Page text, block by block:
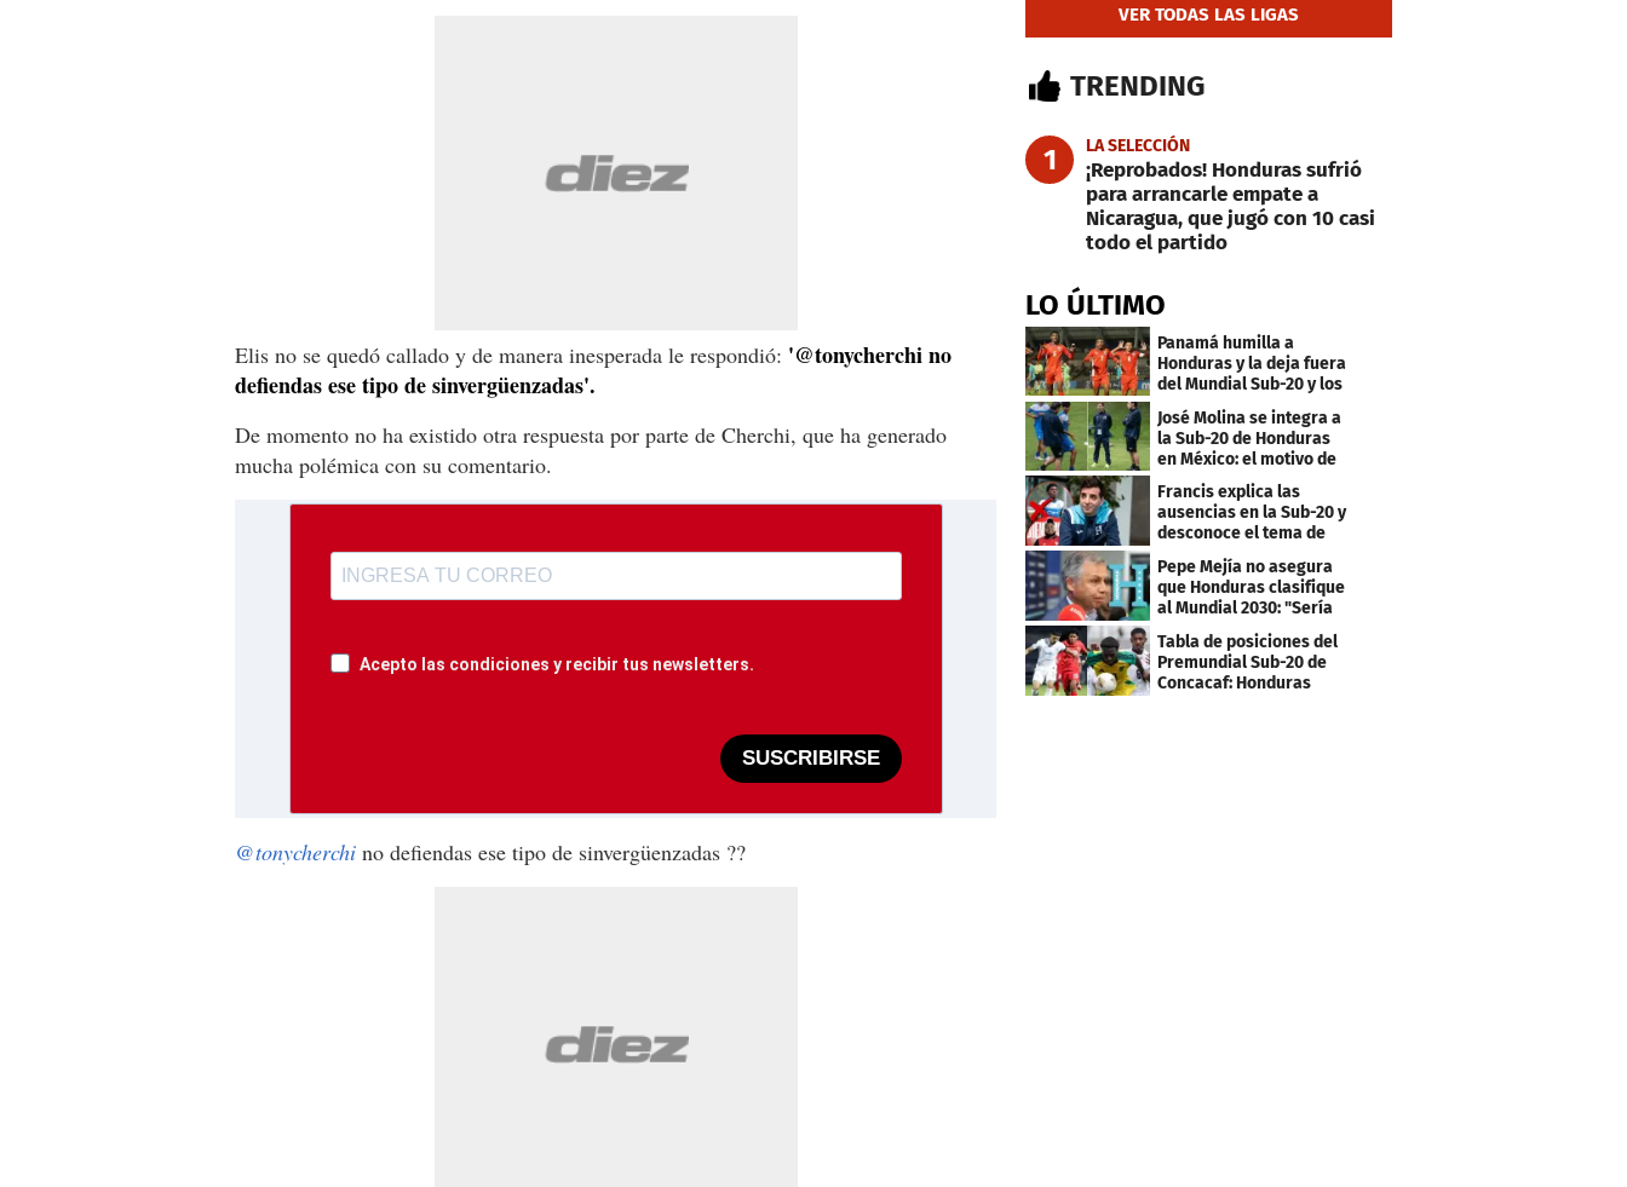
Elis no se quedó callado y de manera inesperada le respondió: '@tonycherchi no
defiendas ese tipo de sinvergüenzadas'.
De momento no ha existido otra respuesta por parte de Cherchi, que ha generado
mucha polémica con su comentario.
Acepto las condiciones y recibir tus newsletters.
SUSCRIBIRSE
@tonycherchi no defiendas ese tipo de sinvergüenzadas ??
VER TODAS LAS LIGAS
TRENDING
1 LA SELECCIÓN
¡Reprobados! Honduras sufrió
para arrancarle empate a
Nicaragua, que jugó con 10 casi
todo el partido
LO ÚLTIMO
Panamá humilla a
Honduras y la deja fuera
del Mundial Sub-20 y los
Juegos Olímpicos
José Molina se integra a
la Sub-20 de Honduras
en México: el motivo de
su viaje
Francis explica las
ausencias en la Sub-20 y
desconoce el tema de
los tiktokers
Pepe Mejía no asegura
que Honduras clasifique
al Mundial 2030: "Sería
mentir"
Tabla de posiciones del
Premundial Sub-20 de
Concacaf: Honduras